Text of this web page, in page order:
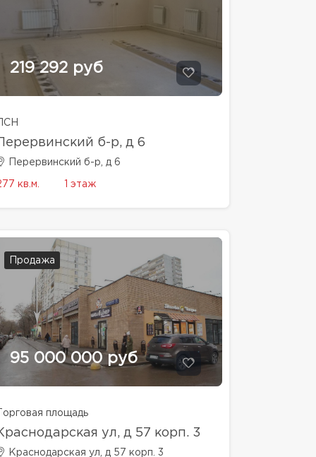
219 292 руб
ПСН
Перервинский б-р, д 6
Перервинский б-р, д 6
кв.м. 1 этаж
Продажа
95 000 000 руб
Торговая площадь
ул, д 57 корп. 3
Краснодарская ул, д 57 корп. 3